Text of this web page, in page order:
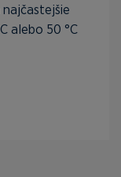
alebo 50 °C